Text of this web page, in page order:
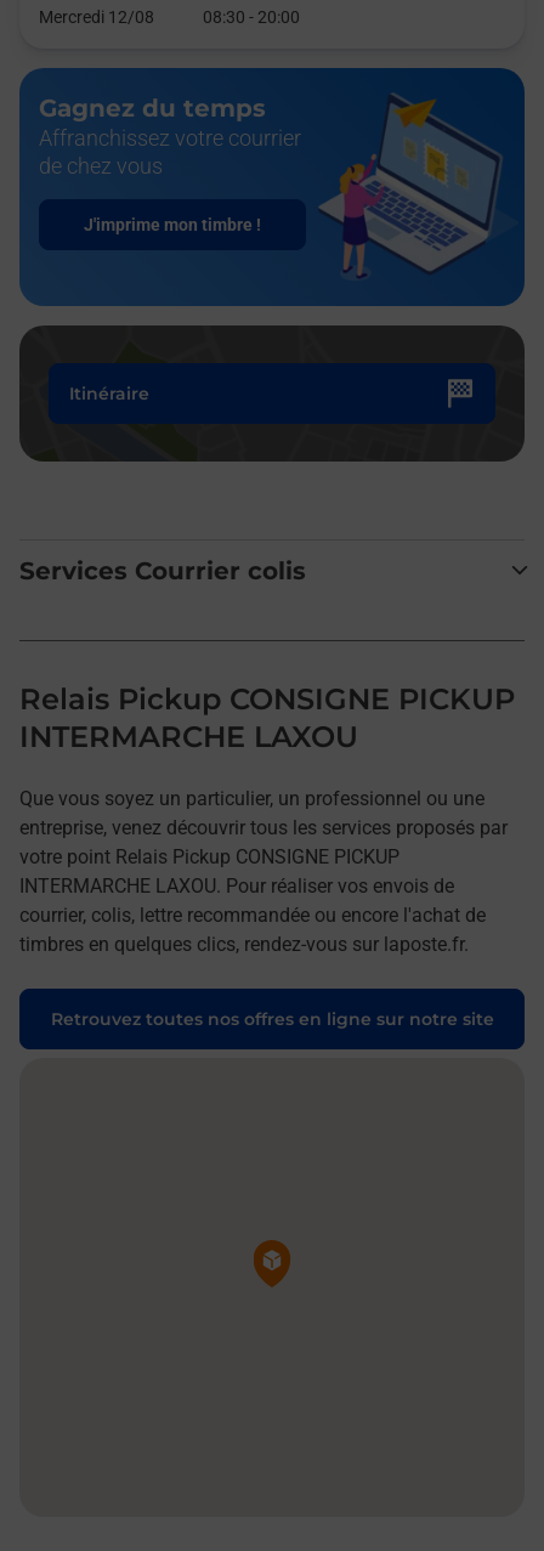
Mercredi 12/08
08:30 - 20:00
Gagnez du temps
Affranchissez votre courrier
de chez vous
J'imprime mon timbre !
Itinéraire
Services Courrier colis
Relais Pickup CONSIGNE PICKUP
INTERMARCHE LAXOU
Que vous soyez un particulier, un professionnel ou une
entreprise, venez découvrir tous les services proposés par
votre point Relais Pickup CONSIGNE PICKUP
INTERMARCHE LAXOU. Pour réaliser vos envois de
courrier, colis, lettre recommandée ou encore l'achat de
timbres en quelques clics, rendez-vous sur laposte.fr.
Retrouvez toutes nos offres en ligne sur notre site
Pin de la carte